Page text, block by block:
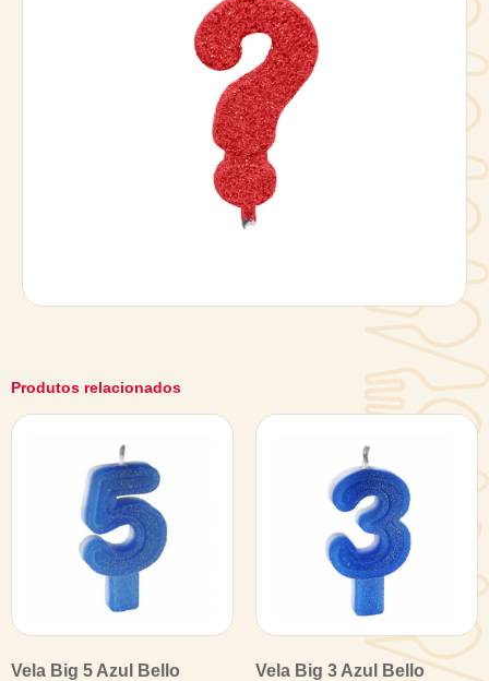
Produtos relacionados
Vela Big 5 Azul Bello
Vela Big 3 Azul Bello